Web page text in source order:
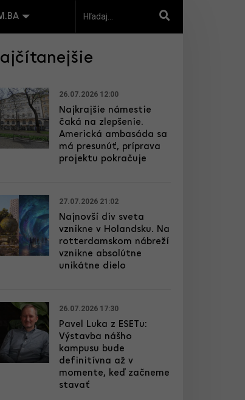
26.07.2026 12:00
Najkrajšie námestie
čaká na zlepšenie.
Americká ambasáda sa
má presunúť, príprava
projektu pokračuje
27.07.2026 21:02
Najnovší div sveta
vznikne v Holandsku. Na
rotterdamskom nábreží
vznikne absolútne
unikátne dielo
26.07.2026 17:30
Pavel Luka z ESETu:
Výstavba nášho
kampusu bude
definitívna až v
momente, keď začneme
stavať